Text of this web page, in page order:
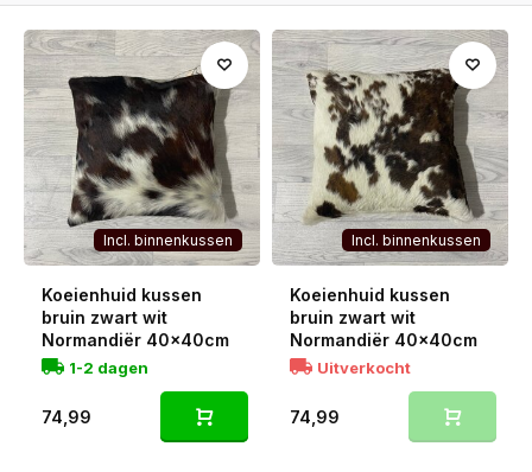
kleuren en patronen staan ze prachtig op je bank, stoel of
fauteuil, of het nu om een echt statement in de woonkamer
gaat of een subtiel, landelijk accent in je zithoek of
slaapkamer. Elk kussen is uniek, dus je maakt er altijd een
persoonlijke, warme sfeer mee.
Combineer je koeienhuid kussens met eenkoeienhuid, een
zachteschapenvachtof een mini koeienhuidom je
interieur helemaal compleet te maken. Door de vele kleuren
en patronen maak je in elke kamer de mooiste combinaties.
Incl. binnenkussen
Koeienhuid kussen
bruin zwart wit
Normandiër 40x40cm
1-2 dagen
74,99
Incl. binnenkussen
Koeienhuid kussen
bruin zwart wit
Normandiër 40x40cm
Uitverkocht
74,99